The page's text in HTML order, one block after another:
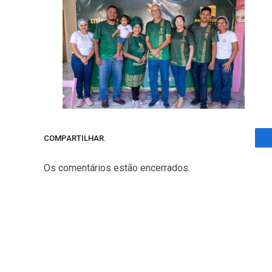
COMPARTILHAR.
Os comentários estão encerrados.